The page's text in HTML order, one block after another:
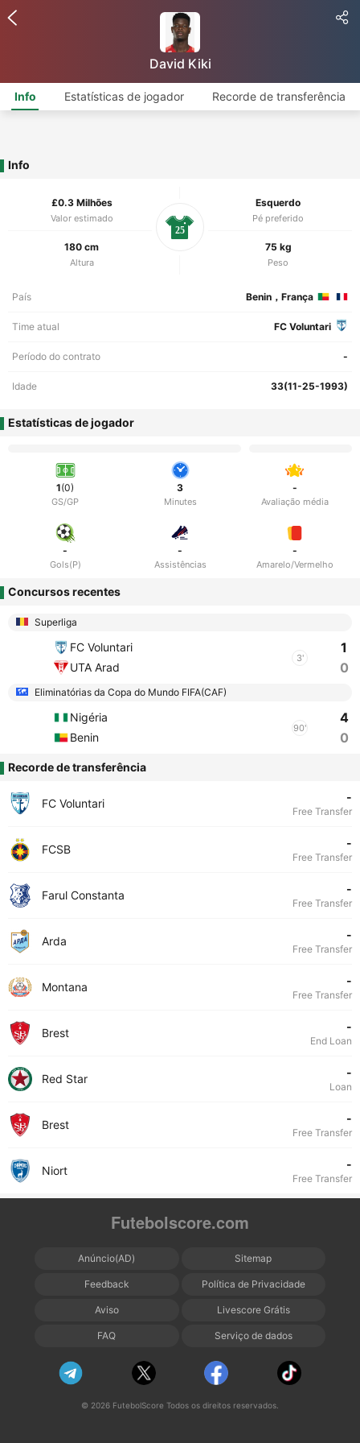
David Kiki
Info Estatísticas de jogador Recorde de transferência
Info
£0.3 Milhões
Valor estimado
Esquerdo
Pé preferido
180 cm
Altura
75 kg
Peso
25
País Benin，França
Time atual FC Voluntari
Período do contrato -
Idade 33(11-25-1993)
Estatísticas de jogador
1(0)
GS/GP
3
Minutes
-
Avaliação média
-
Gols(P)
-
Assistências
-
Amarelo/Vermelho
Concursos recentes
Superliga
FC Voluntari
UTA Arad
3'
1
0
Eliminatórias da Copa do Mundo FIFA(CAF)
Nigéria
Benin
90'
4
0
Recorde de transferência
FC Voluntari -
Free Transfer
FCSB -
Free Transfer
Farul Constanta -
Free Transfer
Arda -
Free Transfer
Montana -
Free Transfer
Brest -
End Loan
Red Star -
Loan
Brest -
Free Transfer
Niort -
Free Transfer
Futebolscore.com
Anúncio(AD) Sitemap
Feedback Política de Privacidade
Aviso Livescore Grátis
FAQ Serviço de dados
© 2026 FutebolScore Todos os direitos reservados.